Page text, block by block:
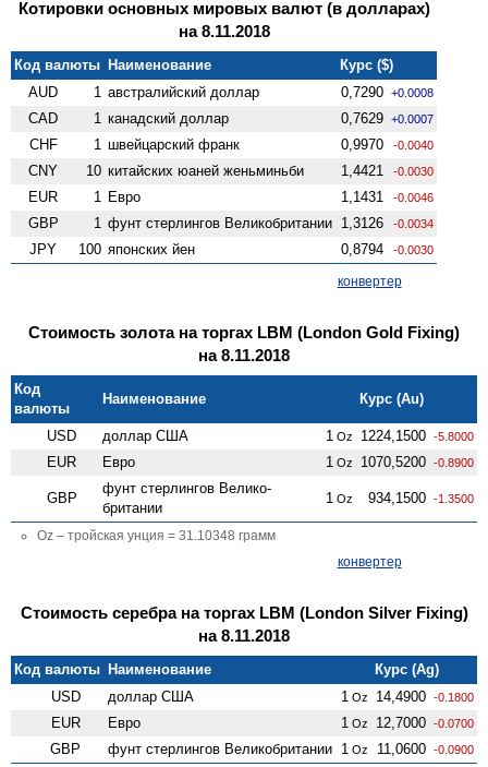
Котировки основных мировых валют (в долларах)
на 8.11.2018
Код валюты Наименование
Курс ($)
AUD
1 австралийский доллар 0,7290 +0.0008
CAD 1 канадский доллар 0,7629 +0.0007
CHF 1 швейцарский франк 0,9970 -0.0040
CNY 10 китайских юаней женьминьби 1,4421 -0.0030
EUR 1 Евро 1,1431 -0.0046
GBP 1 фунт стерлингов Велико­британии 1,3126 -0.0034
JPY 100 японских йен 0,8794 -0.0030
конвертер
Стоимость золота на торгах LBM (London Gold Fixing)
на 8.11.2018
Код
валюты
Наименование Курс (Au)
USD доллар США 1 Oz 1224,1500 -5.8000
EUR Евро 1 Oz 1070,5200 -0.8900
GBP
фунт стерлингов Велико­
британии
1 Oz 934,1500 -1.3500
Oz – тройская унция = 31.10348 грамм
конвертер
Стоимость серебра на торгах LBM (London Silver Fixing)
на 8.11.2018
Код валюты Наименование
Курс (Ag)
USD
доллар США 1 Oz 14,4900 -0.1800
EUR Евро 1 Oz 12,7000 -0.0700
GBP фунт стерлингов Велико­британии 1 Oz 11,0600 -0.0900